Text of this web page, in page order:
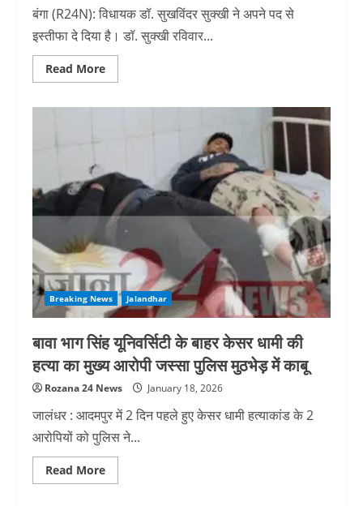
बंगा (R24N): विधायक डॉ. सुखविंदर सुक्खी ने अपने पद से
इस्तीफा दे दिया है। डॉ. सुक्खी रविवार...
Read MoreRead
more
AAP
का
दामन
थामने
वाले
डॉ.
सुक्खी
ने
अपने
पद
से
दिया
इस्तीफा
Breaking News Jalandhar
बावा भाग सिंह यूनिवर्सिटी के बाहर केसर धामी की
हत्या का मुख्य आरोपी जस्सा पुलिस मुठभेड़ में काबू
Rozana 24 News January 18, 2026
जालंधर : आदमपुर में 2 दिन पहले हुए केसर धामी हत्याकांड के 2
आरोपियों को पुलिस ने...
Read MoreRead
more